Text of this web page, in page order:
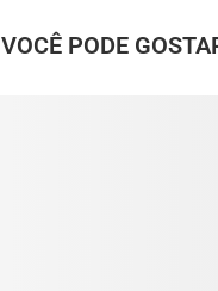
VOCÊ PODE